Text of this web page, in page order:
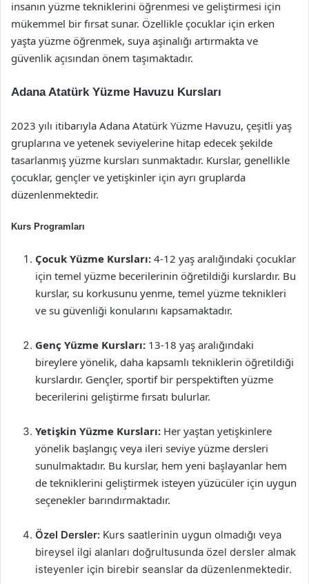
insanın yüzme tekniklerini öğrenmesi ve geliştirmesi için
mükemmel bir fırsat sunar. Özellikle çocuklar için erken
yaşta yüzme öğrenmek, suya aşinalığı artırmakta ve
güvenlik açısından önem taşımaktadır.
Adana Atatürk Yüzme Havuzu Kursları
2023 yılı itibarıyla Adana Atatürk Yüzme Havuzu, çeşitli yaş
gruplarına ve yetenek seviyelerine hitap edecek şekilde
tasarlanmış yüzme kursları sunmaktadır. Kurslar, genellikle
çocuklar, gençler ve yetişkinler için ayrı gruplarda
düzenlenmektedir.
Kurs Programları
Çocuk Yüzme Kursları: 4-12 yaş aralığındaki çocuklar
için temel yüzme becerilerinin öğretildiği kurslardır. Bu
kurslar, su korkusunu yenme, temel yüzme teknikleri
ve su güvenliği konularını kapsamaktadır.
Genç Yüzme Kursları: 13-18 yaş aralığındaki
bireylere yönelik, daha kapsamlı tekniklerin öğretildiği
kurslardır. Gençler, sportif bir perspektiften yüzme
becerilerini geliştirme fırsatı bulurlar.
Yetişkin Yüzme Kursları: Her yaştan yetişkinlere
yönelik başlangıç veya ileri seviye yüzme dersleri
sunulmaktadır. Bu kurslar, hem yeni başlayanlar hem
de tekniklerini geliştirmek isteyen yüzücüler için uygun
seçenekler barındırmaktadır.
Özel Dersler: Kurs saatlerinin uygun olmadığı veya
bireysel ilgi alanları doğrultusunda özel dersler almak
isteyenler için birebir seanslar da düzenlenmektedir.